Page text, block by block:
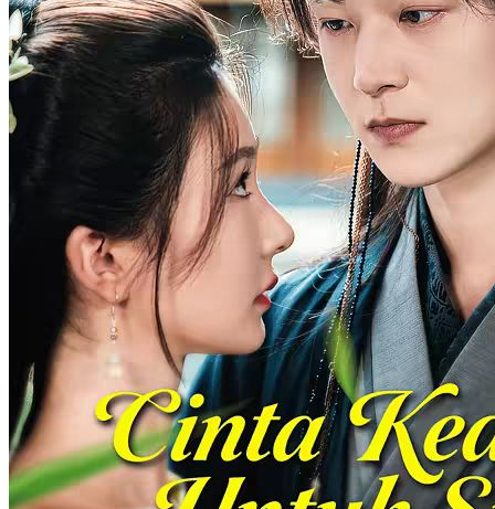
Cinta di Balik Perkawinan Kilat
79 Episodes